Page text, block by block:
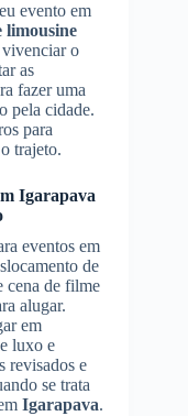
evento em
limousine
o
as
fazer uma
pela cidade.
para
trajeto.
Igarapava
eventos em
de
cena de filme
alugar.
em
luxo e
revisados e
se trata
Igarapava.